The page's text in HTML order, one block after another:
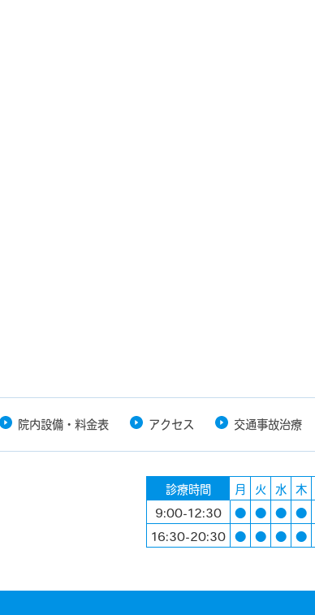
院内設備・料金表 アクセス 交通事故治療
診療時間 月 火 水 木
9:00-12:30
● ● ● ●
16:30-20:30
● ● ● ●